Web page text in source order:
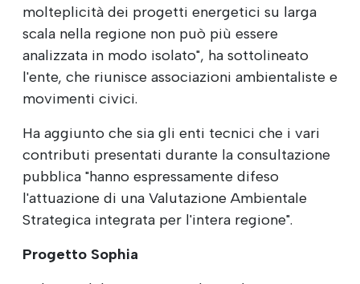
molteplicità dei progetti energetici su larga
scala nella regione non può più essere
analizzata in modo isolato", ha sottolineato
l'ente, che riunisce associazioni ambientaliste e
movimenti civici.
Ha aggiunto che sia gli enti tecnici che i vari
contributi presentati durante la consultazione
pubblica "hanno espressamente difeso
l'attuazione di una Valutazione Ambientale
Strategica integrata per l'intera regione".
Progetto Sophia